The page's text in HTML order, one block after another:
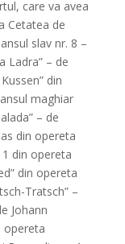
care va avea
Cetatea de
slav nr. 8 –
Ladra” – de
din
maghiar
– de
din opereta
1 din opereta
din opereta
Tratsch” –
Johann
opereta